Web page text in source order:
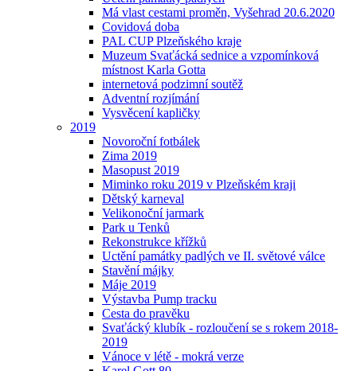
Má vlast cestami proměn, Vyšehrad 20.6.2020
Covidová doba
PAL CUP Plzeňského kraje
Muzeum Svaťácká sednice a vzpomínková
místnost Karla Gotta
internetová podzimní soutěž
Adventní rozjímání
Vysvěcení kapličky
2019
Novoroční fotbálek
Zima 2019
Masopust 2019
Miminko roku 2019 v Plzeňském kraji
Dětský karneval
Velikonoční jarmark
Park u Tenků
Rekonstrukce křížků
Uctění památky padlých ve II. světové válce
Stavění májky
Máje 2019
Výstavba Pump tracku
Cesta do pravěku
Svaťácký klubík - rozloučení se s rokem 2018-
2019
Vánoce v létě - mokrá verze